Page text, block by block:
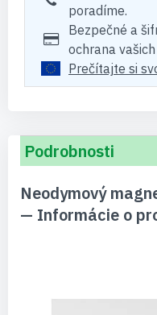
poradíme.
Bezpečné a
ochrana
Prečítajte si
Podrobnosti
Neodymový
— Informácie o